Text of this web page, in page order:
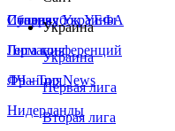
Сборная Украины
Италия
Германия
Франция
Нидерланды
Суперкубок УЕФА
Лига конференций
ЛЧ - Top News
Украина
Украина
Первая лига
Вторая лига